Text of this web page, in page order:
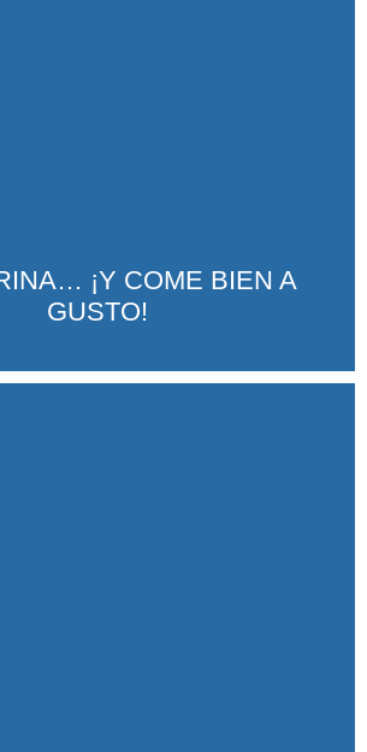
¡Y COME BIEN A
GUSTO!